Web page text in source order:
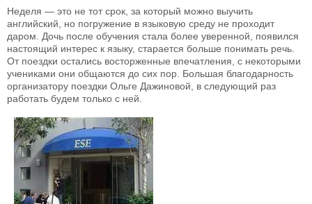
Неделя — это не тот срок, за который можно выучить
английский, но погружение в языковую среду не проходит
даром. Дочь после обучения стала более уверенной, появился
настоящий интерес к языку, старается больше понимать речь.
От поездки остались восторженные впечатления, с некоторыми
учениками они общаются до сих пор. Большая благодарность
организатору поездки Ольге Дажиновой, в следующий раз
работать будем только с ней.